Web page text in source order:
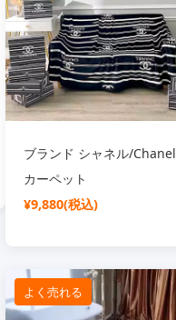
ブランド シャネル/Chanel
カーペット
¥9,880(税込)
よく売れる